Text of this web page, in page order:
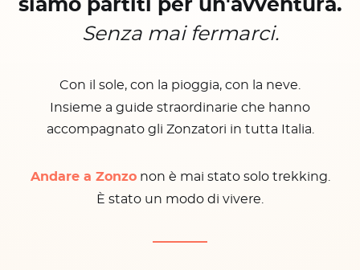
siamo partiti per un'avventura.
Senza mai fermarci.
Con il sole, con la pioggia, con la neve.
Insieme a guide straordinarie che hanno
accompagnato gli Zonzatori in tutta Italia.
Andare a Zonzonon è mai stato solo trekking.
È stato un modo di vivere.